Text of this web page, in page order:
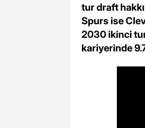
tur draft
Spurs ise
2030 ikinci
kariyerinde